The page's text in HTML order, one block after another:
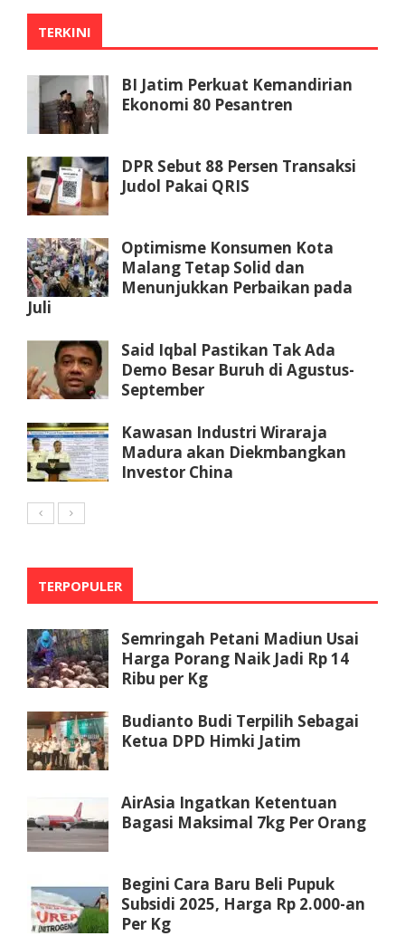
TERKINI
BI Jatim Perkuat Kemandirian
Ekonomi 80 Pesantren
DPR Sebut 88 Persen Transaksi
Judol Pakai QRIS
Optimisme Konsumen Kota
Malang Tetap Solid dan
Menunjukkan Perbaikan pada
Juli
Said Iqbal Pastikan Tak Ada
Demo Besar Buruh di Agustus-
September
Kawasan Industri Wiraraja
Madura akan Diekmbangkan
Investor China
TERPOPULER
Semringah Petani Madiun Usai
Harga Porang Naik Jadi Rp 14
Ribu per Kg
Budianto Budi Terpilih Sebagai
Ketua DPD Himki Jatim
AirAsia Ingatkan Ketentuan
Bagasi Maksimal 7kg Per Orang
Begini Cara Baru Beli Pupuk
Subsidi 2025, Harga Rp 2.000-an
Per Kg